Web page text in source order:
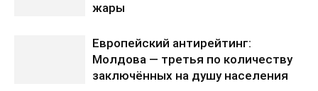
жары
Европейский антирейтинг:
Молдова — третья по количеству
заключённых на душу населения